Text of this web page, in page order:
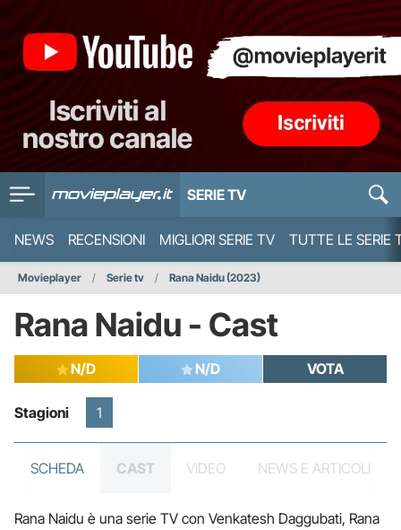
SERIE TV
NEWS RECENSIONI MIGLIORI SERIE TV TUTTE LE SERIE
Movieplayer Serie tv Rana Naidu (2023)
Rana Naidu - Cast
N/D N/D VOTA
Stagioni 1
SCHEDA CAST VIDEO NEWS E ARTICOLI
Rana Naidu è una serie TV con Venkatesh Daggubati, Rana